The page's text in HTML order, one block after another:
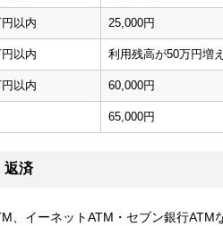
以内 25,000円
以内 利用残高が50万円増
以内 60,000円
65,000円
返済
、イーネットATM・セブン銀行